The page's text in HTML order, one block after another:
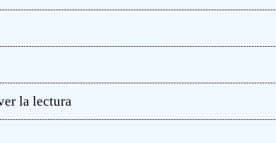
la lectura